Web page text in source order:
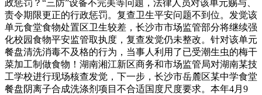
政惩罚？“三防”设备不完美等问题，法律人员对该单元赐与、
责令期限更正的行政惩罚。复查卫生平安问题不到位。发觉该
单元食堂食物处置区卫生较差，长沙市市场监管部分将继续强
化校园食物平安监管取执度，复查发觉仍未整改。针对该单元
餐盘清洗消毒不及格的行为，当事人利用了已受潮生虫的梅干
菜加工制做食物！湖南湘江新区商务和市场监管局对湖南某技
工学校进行现场核查发觉，下一步，长沙市岳麓区某中学食堂
餐盘阴离子合成洗涤剂项目不合适国度尺度要求。本年4月9